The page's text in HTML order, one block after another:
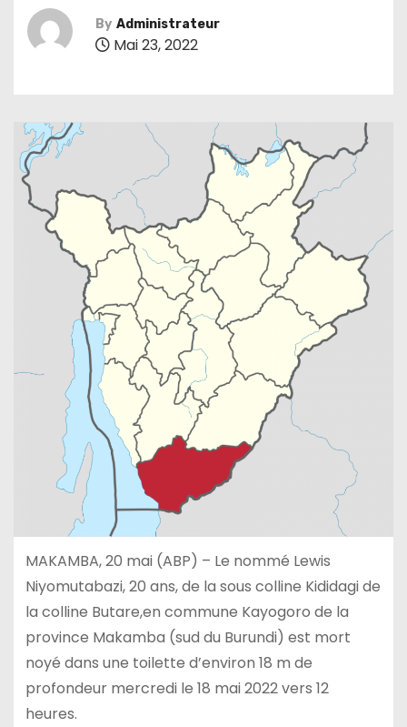
By Administrateur
Mai 23, 2022
MAKAMBA, 20 mai (ABP) – Le nommé Lewis
Niyomutabazi, 20 ans, de la sous colline Kididagi de
la colline Butare,en commune Kayogoro de la
province Makamba (sud du Burundi) est mort
noyé dans une toilette d’environ 18 m de
profondeur mercredi le 18 mai 2022 vers 12
heures.